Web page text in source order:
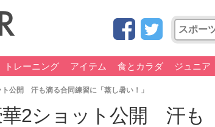
トレーニング アイテム 食とカラダ ジュニア
公開 汗も滴る合同練習に「蒸し暑い！」
華2ショット公開 汗も